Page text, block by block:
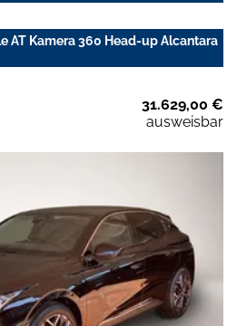
AT Kamera 360 Head-up Alcantara
31.629,00 €
ausweisbar